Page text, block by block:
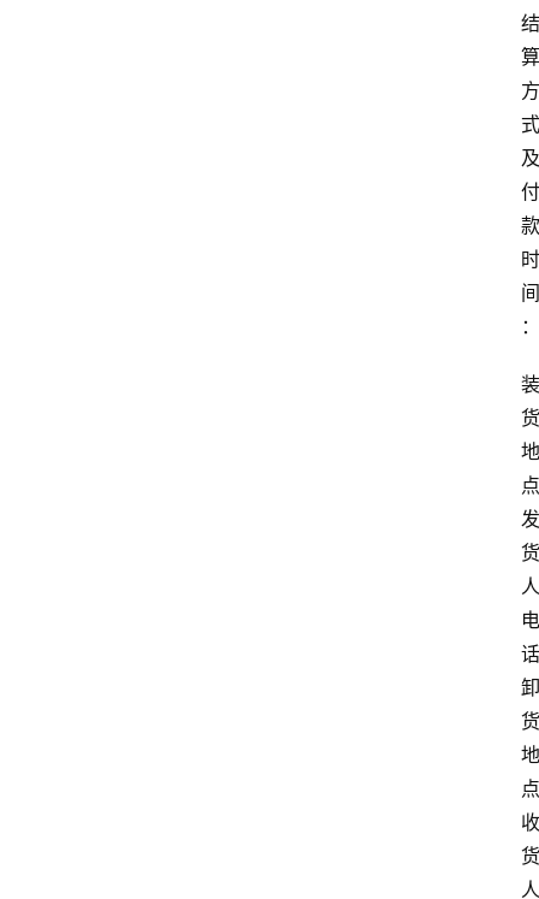
结
算
方
式
及
付
款
时
间
：
装
货
地
点
发
货
人
电
话
卸
货
地
点
收
货
人